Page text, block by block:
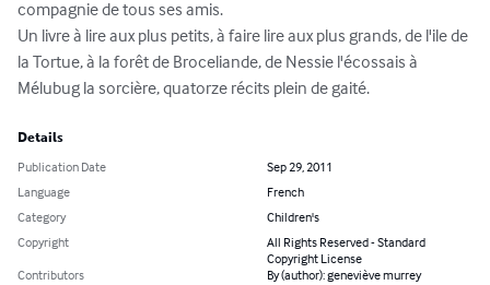
compagnie de tous ses amis.
Un livre à lire aux plus petits, à faire lire aux plus grands, de l'ile de
la Tortue, à la forêt de Broceliande, de Nessie l'écossais à
Mélubug la sorcière, quatorze récits plein de gaité.
Details
Publication Date
Sep 29, 2011
Language
French
Category
Children's
Copyright
All Rights Reserved - Standard
Copyright License
Contributors
By (author): geneviève murrey